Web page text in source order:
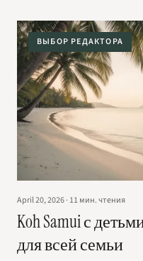
ВЫБОР РЕДАКТОРА
April 20, 2026· 11мин. чтения
Koh Samui с
для всей семьи